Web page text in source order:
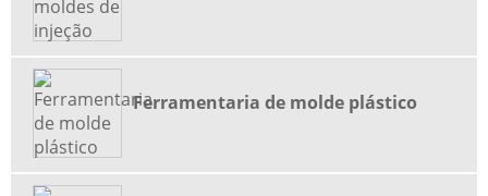
FERRAMENTARIA DE MOLDES PLÁSTICOS EM SP
FERRAMENTARIA E INJEÇÃO DE PLÁSTICO
FERRAMENTARIA MOLDES DE INJEÇÃO
FORNECEDOR DE BOMBA PARA BANHEIRO QUÍMICO
INDÚSTRIA DE INJEÇÃO DE PEÇAS PLÁSTICAS
INDÚSTRIA DE INJEÇÃO DE PLÁSTICOS
Ferramentaria de molde plástico